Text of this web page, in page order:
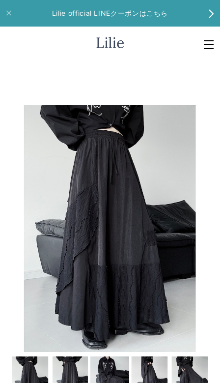
Lilie official LINEクーポンはこちら